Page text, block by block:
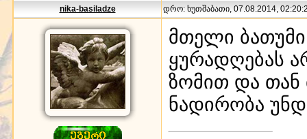
nika-basiladze დრო: ხუთშაბათი, 07.08.2014,
მთელი ბათუმი
ყურადღებას
ზომით და თან
ნადირობა